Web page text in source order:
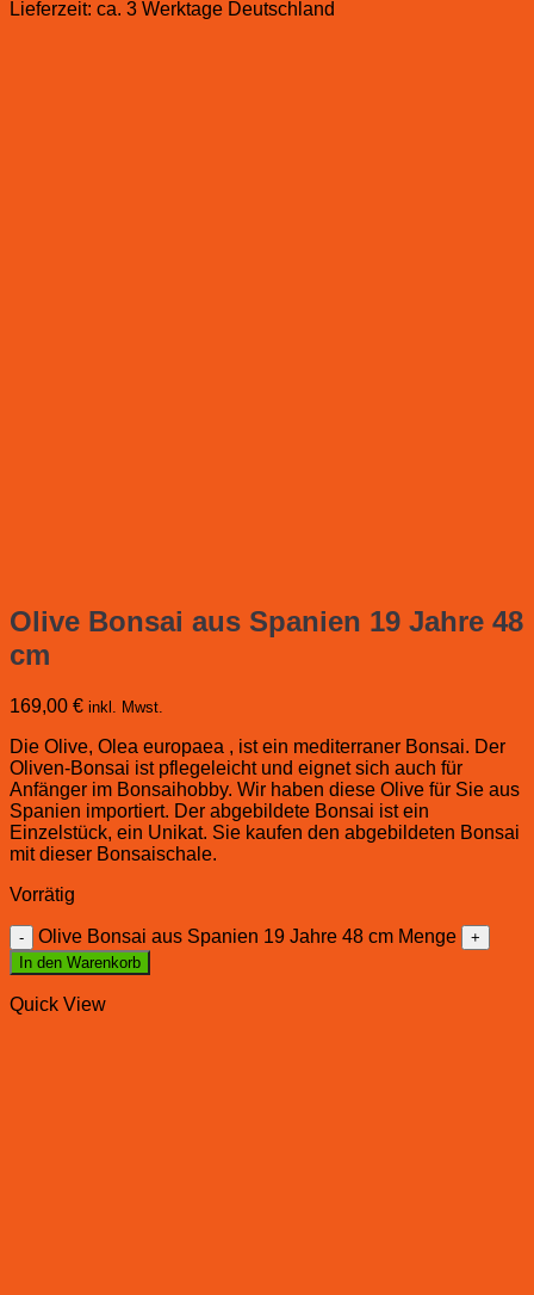
Lieferzeit: ca. 3 Werktage Deutschland
Olive Bonsai aus Spanien 19 Jahre 48
cm
169,00 € inkl. Mwst.
Die Olive, Olea europaea , ist ein mediterraner Bonsai. Der
Oliven-Bonsai ist pflegeleicht und eignet sich auch für
Anfänger im Bonsaihobby. Wir haben diese Olive für Sie aus
Spanien importiert. Der abgebildete Bonsai ist ein
Einzelstück, ein Unikat. Sie kaufen den abgebildeten Bonsai
mit dieser Bonsaischale.
Vorrätig
Olive Bonsai aus Spanien 19 Jahre 48 cm Menge
In den Warenkorb
Quick View